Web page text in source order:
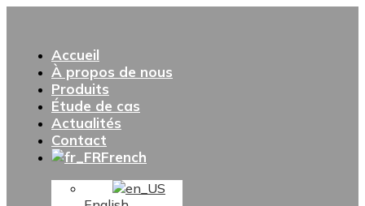
Accueil
À propos de nous
Produits
Étude de cas
Actualités
Contact
French